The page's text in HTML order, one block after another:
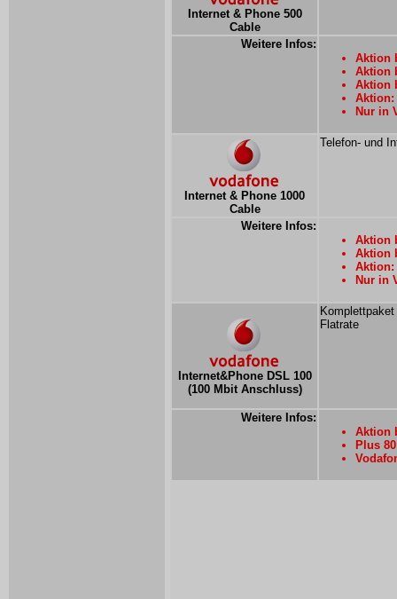
Internet & Phone 500
Cable
Weitere Infos:
Aktion
Aktion
Aktion
Aktion:
Nur in
Internet & Phone 1000
Cable
Telefon- und
Weitere Infos:
Aktion
Aktion
Aktion:
Nur in
Internet&Phone DSL 100
(100 Mbit Anschluss)
Flatrate
Weitere Infos:
Aktion
Plus